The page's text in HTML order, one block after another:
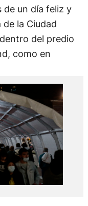
de un día feliz y
la Ciudad
del predio
como en